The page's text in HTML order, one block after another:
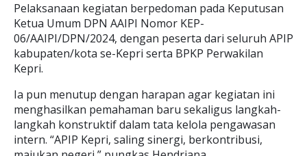
Pelaksanaan kegiatan berpedoman pada Keputusan
Ketua Umum DPN AAIPI Nomor KEP-
06/AAIPI/DPN/2024, dengan peserta dari seluruh APIP
kabupaten/kota se-Kepri serta BPKP Perwakilan
Kepri.
Ia pun menutup dengan harapan agar kegiatan ini
menghasilkan pemahaman baru sekaligus langkah-
langkah konstruktif dalam tata kelola pengawasan
intern. “APIP Kepri, saling sinergi, berkontribusi,